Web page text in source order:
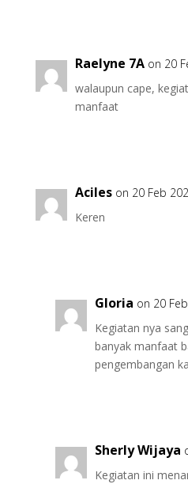
Raelyne 7A on 20
walaupun cape,
manfaat
Aciles on 20 Feb
Keren
Gloria on 20
Kegiatan nya
banyak manfaat
pengembangan
Sherly Wijaya
Kegiatan ini